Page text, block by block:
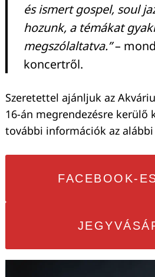
és ismert gospel, soul
hozunk, a témákat
megszólaltatva.”–
koncertről.
Szeretettel ajánljuk az
16-án megrendezésre kerülő
további információk az
FACEBOOK-
Keresés: